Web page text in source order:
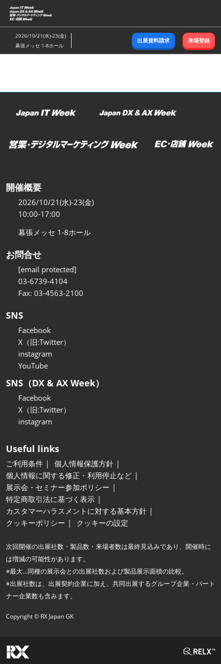
ス
キ
ッ
し
む
2026/10/21(水)-23(金)
幕張メッセ 1-8ホール
出展資料請求 来場登録
開催概要
2026/10/21(水)-23(金)
10:00-17:00
幕張メッセ 1-8ホール
お問合せ
[email protected]
03-6739-4104
Fax: 03-4563-2100
SNS
Facebook
X（旧:Twitter）
instagram
YouTube
SNS（DX & AX Week）
Facebook
X（旧:Twitter）
instagram
Useful links
ご利用条件
個人情報保護方針
個人情報に関する修正・利用停止など
展示会・セミナー参加ポリシー
特定商取引法に基づく表示
カスタマーハラスメントに対する基本方針
クッキーポリシー
クッキーの設定
次回開催の出展社数・製品数・来場者数は最終見込みであり、開催時に
は増減の可能性があります。
※最大…同種の展示会との出展社数および製品展示面積の比較。
※出展社数は、出展契約企業に加え、共同出展するグループ企業・パート
ナー企業数も含みます。
Copyright © RX Japan GK